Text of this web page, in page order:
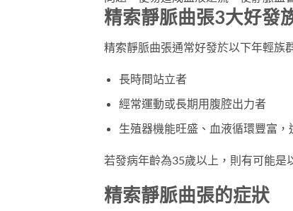
精索靜脈曲張3大好發
精索靜脈曲張通常好發於以下年輕族
長時間站立者
經常運動或長期用腹腔出力者
生殖器機能旺盛、血液循環豐富
若發病年齡為35歲以上，則有可能是
精索靜脈曲張的症狀